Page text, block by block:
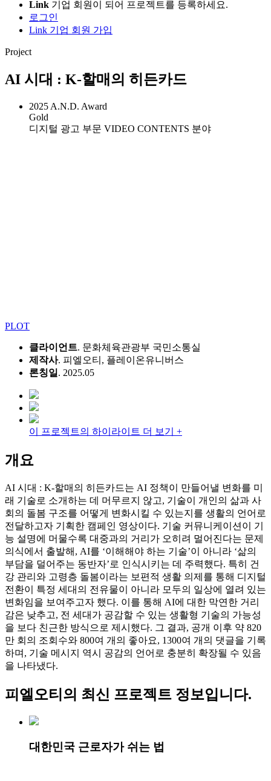
Link 기업 회원이 되어 프로젝트를 등록하세요.
로그인
Link 기업 회원 가입
Project
AI 시대 : K-할매의 히든카드
2025 A.N.D. Award
Gold
디지털 광고 부문 VIDEO CONTENTS 분야
PLOT
클라이언트. 문화체육관광부 국민소통실
제작사. 피엘오티, 플레이온유니버스
론칭일 . 2025.05
이 프로젝트의 하이라이트 더 보기 +
개요
AI 시대 : K-할매의 히든카드는 AI 정책이 만들어낼 변화를 미
래 기술로 소개하는 데 머무르지 않고, 기술이 개인의 삶과 사
회의 돌봄 구조를 어떻게 변화시킬 수 있는지를 생활의 언어로
전달하고자 기획한 캠페인 영상이다. 기술 커뮤니케이션이 기
능 설명에 머물수록 대중과의 거리가 오히려 멀어진다는 문제
의식에서 출발해, AI를 ‘이해해야 하는 기술’이 아니라 ‘삶의
부담을 덜어주는 동반자’로 인식시키는 데 주력했다. 특히 건
강 관리와 고령층 돌봄이라는 보편적 생활 의제를 통해 디지털
전환이 특정 세대의 전유물이 아니라 모두의 일상에 열려 있는
변화임을 보여주고자 했다. 이를 통해 AI에 대한 막연한 거리
감은 낮추고, 전 세대가 공감할 수 있는 생활형 기술의 가능성
을 보다 친근한 방식으로 제시했다. 그 결과, 공개 이후 약 820
만 회의 조회수와 800여 개의 좋아요, 1300여 개의 댓글을 기록
하며, 기술 메시지 역시 공감의 언어로 충분히 확장될 수 있음
을 나타냈다.
피엘오티 의 최신 프로젝트 정보입니다.
대한민국 근로자가 쉬는 법